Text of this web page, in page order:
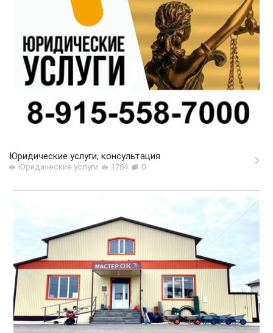
Юридические услуги, консультация
Юридические услуги 1784 0